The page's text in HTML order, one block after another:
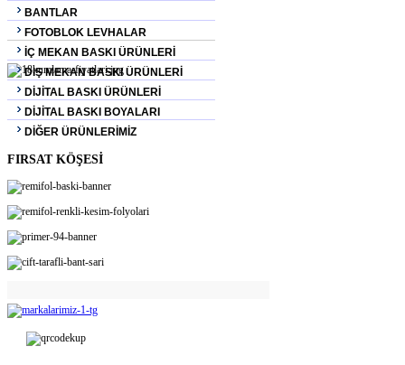
BANTLAR
FOTOBLOK LEVHALAR
İÇ MEKAN BASKI ÜRÜNLERİ
DIŞ MEKAN BASKI ÜRÜNLERİ
DİJİTAL BASKI ÜRÜNLERİ
DİJİTAL BASKI BOYALARI
DİĞER ÜRÜNLERİMİZ
FIRSAT KÖŞESİ